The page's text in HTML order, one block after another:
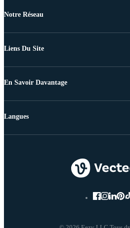
Notre Réseau
Liens Du Site
En Savoir Davantage
Langues